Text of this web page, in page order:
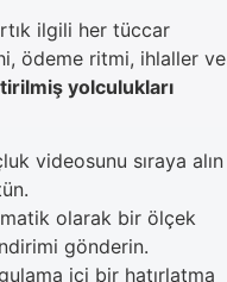
ilgili her tüccar
ödeme ritmi, ihlaller ve
yolculukları
videosunu sıraya alın
olarak bir ölçek
gönderin.
içi bir hatırlatma